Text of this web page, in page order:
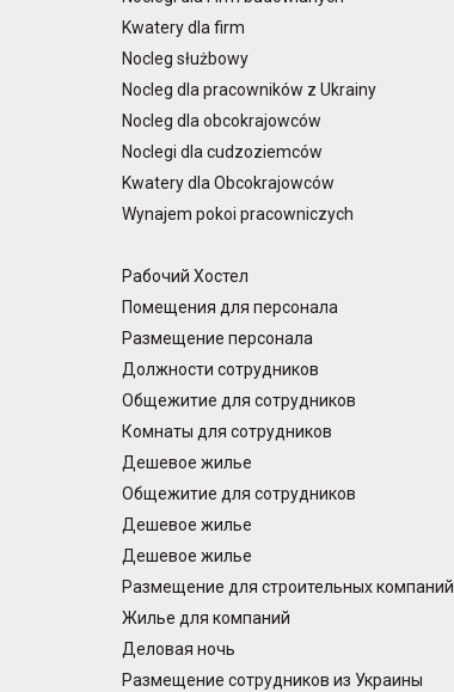
Kwatery dla firm
Nocleg służbowy
Nocleg dla pracowników z Ukrainy
Nocleg dla obcokrajowców
Noclegi dla cudzoziemców
Kwatery dla Obcokrajowców
Wynajem pokoi pracowniczych
Рабочий Хостел
Помещения для персонала
Размещение персонала
Должности сотрудников
Общежитие для сотрудников
Комнаты для сотрудников
Дешевое жилье
Общежитие для сотрудников
Дешевое жилье
Дешевое жилье
Размещение для строительных компаний
Жилье для компаний
Деловая ночь
Размещение сотрудников из Украины